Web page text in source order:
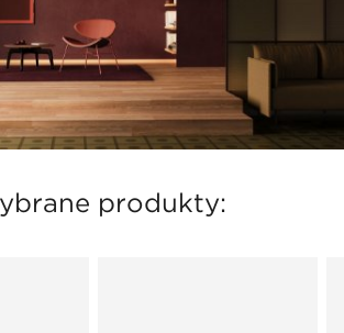
być odporne na intensywną
codzienne czyszczenie i
zachowywać estetyczny
opcje siedzeń – od wygodnych
produkty: